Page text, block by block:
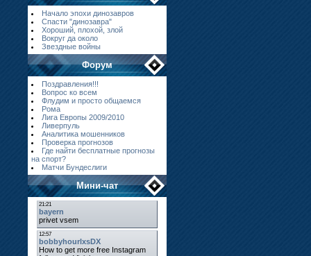
Начало эпохи динозавров
Спасти "динозавра"
Хороший, плохой, злой
Вокруг да около
Звездные войны
Форум
Поздравления!!!
Вопрос ко всем
Флудим и просто общаемся
Рома
Лига Европы 2009/2010
Ливерпуль
Аналитика мошенников
Проверка прогнозов
Где найти бесплатные прогнозы
на спорт?
Матчи Бундеслиги
Мини-чат